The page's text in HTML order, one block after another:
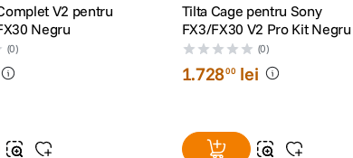
V2 pentru
Negru
(0)
Tilta Cage pentru Sony
FX3/FX30 V2 Pro Kit Negru
(0)
1.72800 lei